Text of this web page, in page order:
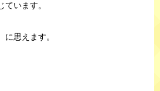
います。
思えます。